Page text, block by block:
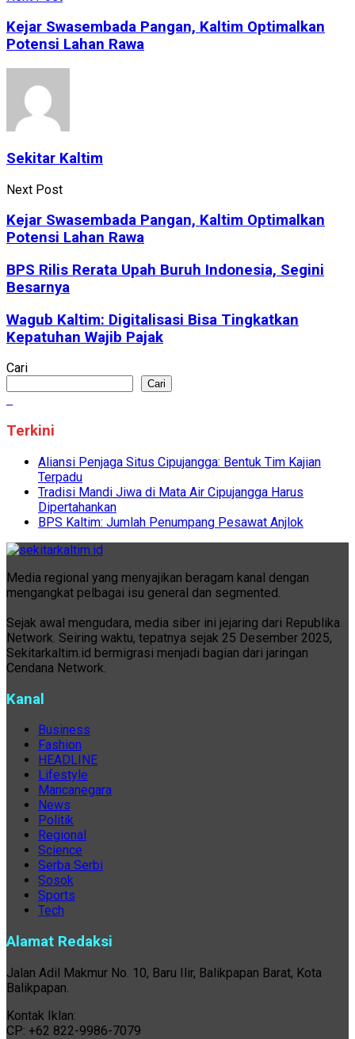
Kejar Swasembada Pangan, Kaltim Optimalkan
Potensi Lahan Rawa
Sekitar Kaltim
Next Post
Kejar Swasembada Pangan, Kaltim Optimalkan
Potensi Lahan Rawa
BPS Rilis Rerata Upah Buruh Indonesia, Segini
Besarnya
Wagub Kaltim: Digitalisasi Bisa Tingkatkan
Kepatuhan Wajib Pajak
Cari
Cari
Terkini
Aliansi Penjaga Situs Cipujangga: Bentuk Tim Kajian
Terpadu
Tradisi Mandi Jiwa di Mata Air Cipujangga Harus
Dipertahankan
BPS Kaltim: Jumlah Penumpang Pesawat Anjlok
Media regional yang menyajikan beragam kanal dengan
mengangkat pelbagai isu general dan segmented.
Sejak awal mengudara, media siber ini jejaring dari Republika
Network. Seiring waktu, tepatnya sejak 25 Desember 2025,
Sekitarkaltim.id bermigrasi menjadi bagian dari jaringan
Cendana Network.
Kanal
Business
Fashion
HEADLINE
Lifestyle
Mancanegara
News
Politik
Regional
Science
Serba Serbi
Sosok
Sports
Tech
Alamat Redaksi
Jalan Adil Makmur No. 10, Baru Ilir, Balikpapan Barat, Kota
Balikpapan.
Kontak Iklan:
CP: +62 822-9986-7079